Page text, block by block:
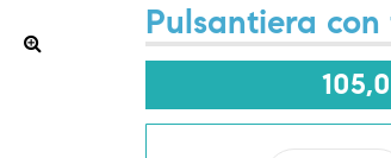
Pulsantiera